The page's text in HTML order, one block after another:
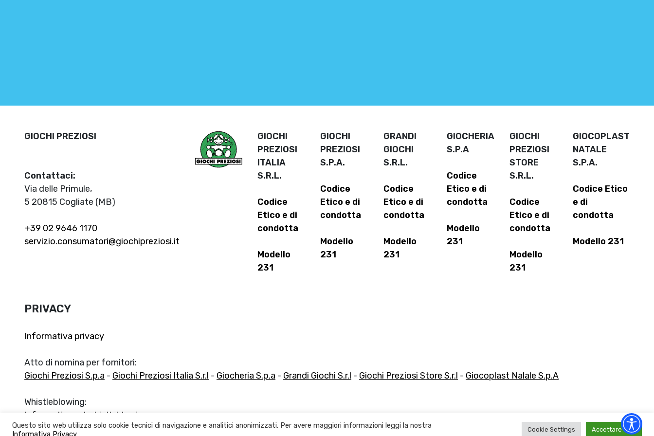
GIOCHI PREZIOSI
Contattaci:
Via delle Primule,
5 20815 Cogliate (MB)
+39 02 9646 1170
servizio.consumatori@giochipreziosi.it
GIOCHI
PREZIOSI
ITALIA
S.R.L.
Codice
Etico e di
condotta
Modello
231
GIOCHI
PREZIOSI
S.P.A.
Codice
Etico e di
condotta
Modello
231
GRANDI
GIOCHI
S.R.L.
Codice
Etico e di
condotta
Modello
231
GIOCHERIA
S.P.A
Codice
Etico e di
condotta
Modello
231
GIOCHI
PREZIOSI
STORE
S.R.L.
Codice
Etico e di
condotta
Modello
231
GIOCOPLAST
NATALE
S.P.A.
Codice Etico
e di
condotta
Modello 231
PRIVACY
Informativa privacy
Atto di nomina per fornitori:
Giochi Preziosi S.p.a - Giochi Preziosi Italia S.r.l - Giocheria S.p.a - Grandi Giochi S.r.l - Giochi Preziosi Store S.r.l - Giocoplast Nalale S.p.A
Whistleblowing:
Informativa sul whistleblowing
Questo sito web utilizza solo cookie tecnici di navigazione e analitici anonimizzati. Per avere maggiori informazioni leggi la nostra
Informativa Privacy
Cookie Settings Accettare tutti